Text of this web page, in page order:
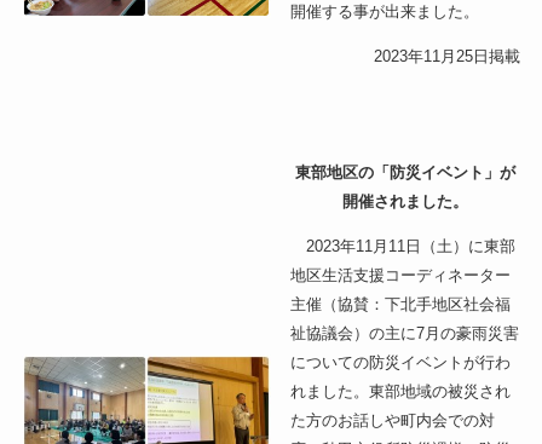
開催する事が出来ました。
2023年11月25日掲載
東部地区の「防災イベント」が
開催されました。
2023年11月11日（土）に東部
地区生活支援コーディネーター
主催（協賛：下北手地区社会福
祉協議会）の主に7月の豪雨災害
についての防災イベントが行わ
れました。東部地域の被災され
た方のお話しや町内会での対